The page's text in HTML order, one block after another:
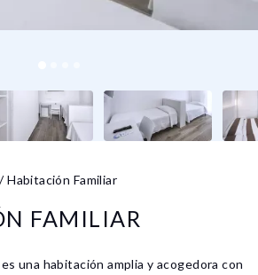
/Habitación Familiar
FAMILIAR
una habitación amplia y acogedora con